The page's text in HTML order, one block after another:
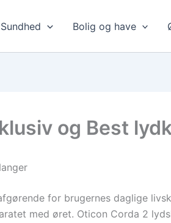
Sundhed Bolig og have
og Best
for brugernes daglige
med øret. Oticon Corda 2